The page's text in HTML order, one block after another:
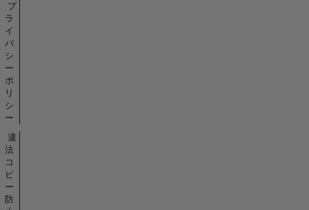
プ
ラ
イ
バ
シ
ー
ポ
リ
シ
ー
違
法
コ
ピ
ー
防